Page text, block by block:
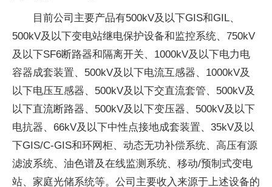
目前公司主要产品有500kV及以下GIS和GIL、
500kV及以下变电站继电保护设备和监控系统、750kV
及以下SF6断路器和隔离开关、1000kV及以下电力电
容器成套装置、500kV及以下电流互感器、1000kV及
以下电压互感器、500kV及以下交直流套管、500kV及
以下直流断路器、500kV及以下变压器、500kV及以下
电抗器、66kV及以下中性点接地成套装置、35kV及以
下GIS/C-GIS和环网柜、动态无功补偿系统、高压有源
滤波系统、油色谱及在线监测系统、移动/预制式变电
站、家庭光储系统等。公司主要收入来源于上述设备的